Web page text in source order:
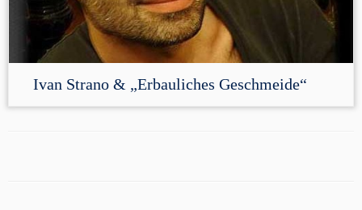
Ivan Strano & „Erbauliches Geschmeide“